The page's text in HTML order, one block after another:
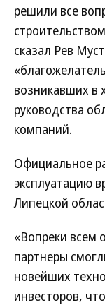
решили все
сказал Рев
возникавших в
руководства
компаний.
Официальное
эксплуатацию
Липецкой
«Вопреки всем
партнеры
новейших
инвесторов,